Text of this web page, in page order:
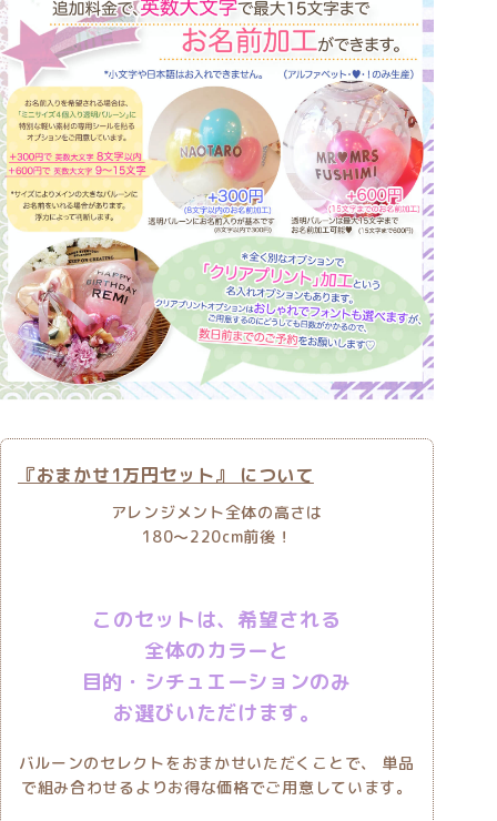
『おまかせ1万円セット』 について
アレンジメント全体の高さは
180〜220cm前後！
このセットは、希望される
全体のカラーと
目的・シチュエーションのみ
お選びいただけます。
バルーンのセレクトをおまかせいただくことで、
単品
で組み合わせるよりお得な価格でご用意しています。